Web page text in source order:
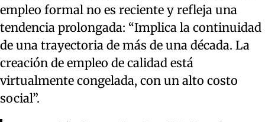
empleo formal no es reciente y refleja una
tendencia prolongada: “Implica la continuidad
de una trayectoria de más de una década. La
creación de empleo de calidad está
virtualmente congelada, con un alto costo
social”.